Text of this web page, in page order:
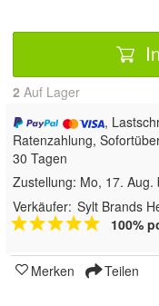
2 Auf Lager
,
Ratenzahlung,
30 Tagen
Zustellung: Mo, 17. Aug.
Verkäufer: Sylt Brands
100%
Merken Teilen